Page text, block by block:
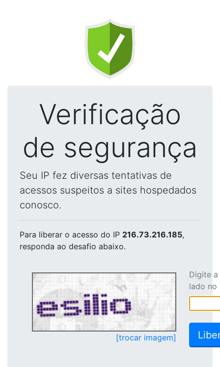
Verificação
de segurança
Seu IP fez diversas tentativas de
acessos suspeitos a sites hospedados
conosco.
Para liberar o acesso do IP 216.73.216.185,
responda ao desafio abaixo.
[trocar imagem]
Digite
lado no